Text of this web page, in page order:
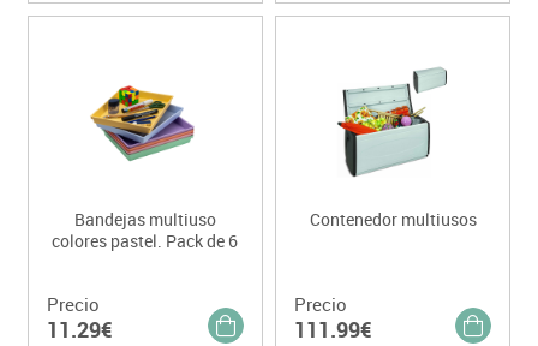
Bandejas multiuso
colores pastel. Pack de 6
Precio
11.29€
Contenedor multiusos
Precio
111.99€